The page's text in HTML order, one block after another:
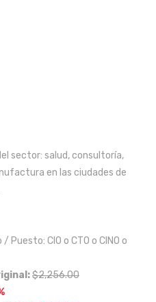
al
sector: salud, consultoría,
en las ciudades de
CIO o CTO o CINO o
$2,256.00